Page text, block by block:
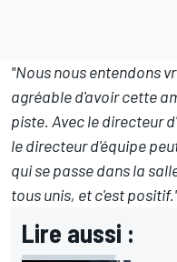
"Nous nous entendons
agréable d'avoir cette
piste. Avec le directeur
le directeur d'équipe
qui se passe dans la
tous unis, et c'est
Lire aussi :